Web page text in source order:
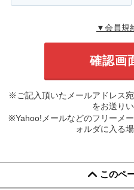
▼会員規
※ご記入頂いたメールアドレス
をお送り
※Yahoo!メールなどのフリーメ
ォルダに入る
このペ